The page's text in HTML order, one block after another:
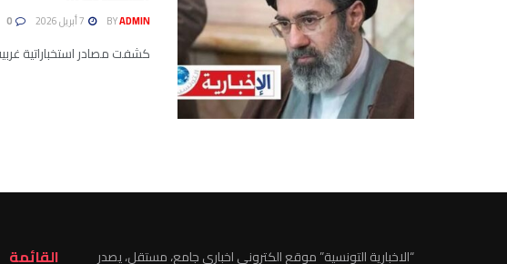
BYADMIN
كشفت مصادر استخباراتية
“الاخبارية التونسية” موقع الكتروني اخباري جامع، مستقل، يصدر
القائمة